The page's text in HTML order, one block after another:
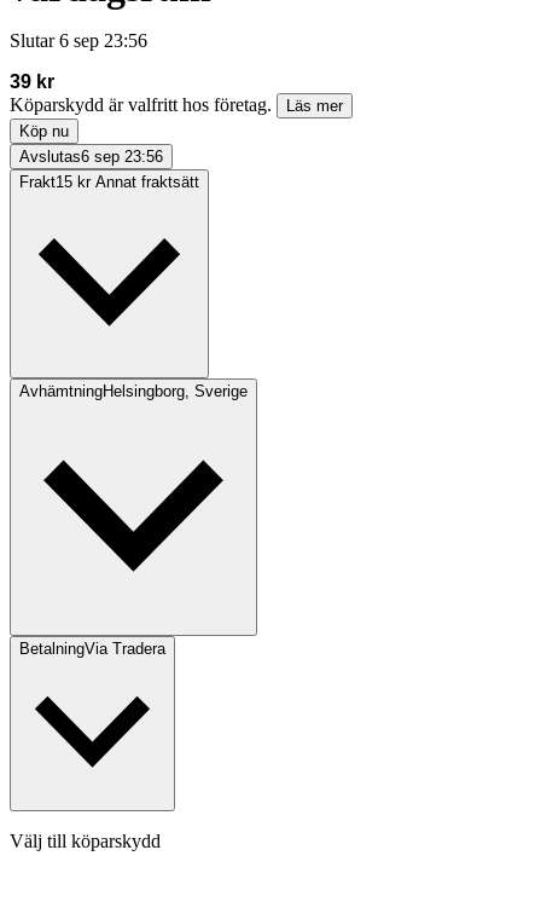
Slutar 6 sep 23:56
39 kr
Köparskydd är valfritt hos företag.
Läs mer
Köp nu
Avslutas6 sep 23:56
Frakt15 kr Annat fraktsätt
AvhämtningHelsingborg, Sverige
BetalningVia Tradera
Välj till köparskydd